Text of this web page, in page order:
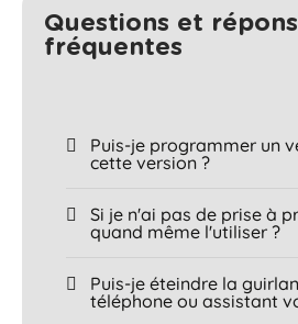
Questions et
fréquentes​
Puis-je programmer un
cette version ?
Si je n'ai pas de prise à
quand même l'utiliser ?
Puis-je éteindre la
téléphone ou assistant